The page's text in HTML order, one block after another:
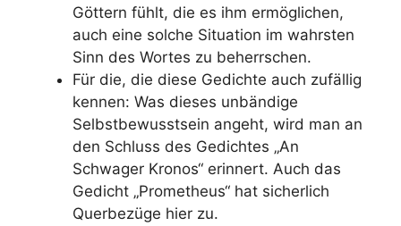
Göttern fühlt, die es ihm ermöglichen,
auch eine solche Situation im wahrsten
Sinn des Wortes zu beherrschen.
Für die, die diese Gedichte auch zufällig
kennen: Was dieses unbändige
Selbstbewusstsein angeht, wird man an
den Schluss des Gedichtes „An
Schwager Kronos“ erinnert. Auch das
Gedicht „Prometheus“ hat sicherlich
Querbezüge hier zu.